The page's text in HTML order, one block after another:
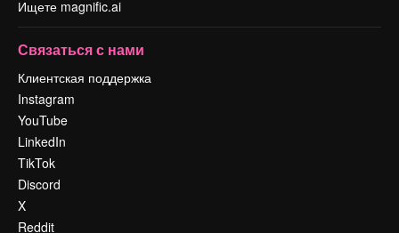
Ищете magnific.ai
Связаться с нами
Клиентская поддержка
Instagram
YouTube
LinkedIn
TikTok
Discord
X
Reddit